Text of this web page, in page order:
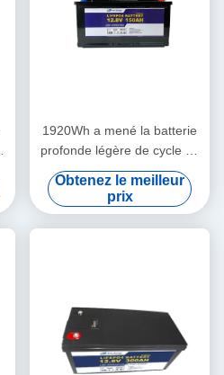
1920Wh a mené la batterie
profonde légère de cycle de
la batterie au lithium 12V
150Ah Lifepo4
Obtenez le meilleur
prix